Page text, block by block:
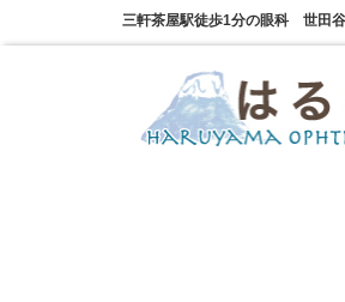
三軒茶屋駅徒歩1分の眼科 世田谷